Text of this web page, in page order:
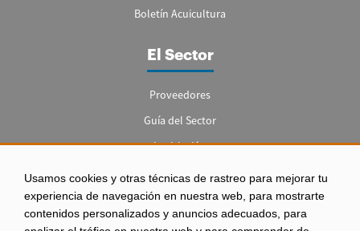
Usamos cookies y otras técnicas de rastreo para mejorar tu
experiencia de navegación en nuestra web, para mostrarte
contenidos personalizados y anuncios adecuados, para
Boletín Acuicultura
El Sector
Proveedores
Guía del Sector
Legislación
Empleo